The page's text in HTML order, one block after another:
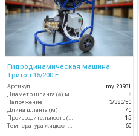
Гидродинамическая машина
Тритон 15/200 Е
Артикул
my.20931
Диаметр шланга (⌀) мм:
8
Напряжение
3/380/50
Длина шланга (м)
40
Производительность (л/мин)
15
Температура жидкости (°С) max
60